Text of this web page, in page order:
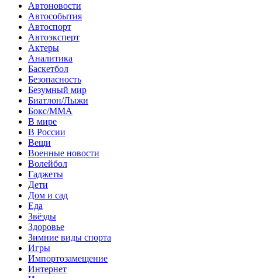
Автоновости
Автособытия
Автоспорт
Автоэксперт
Актеры
Аналитика
Баскетбол
Безопасность
Безумный мир
Биатлон/Лыжи
Бокс/MMA
В мире
В России
Вещи
Военные новости
Волейбол
Гаджеты
Дети
Дом и сад
Еда
Звёзды
Здоровье
Зимние виды спорта
Игры
Импортозамещение
Интернет